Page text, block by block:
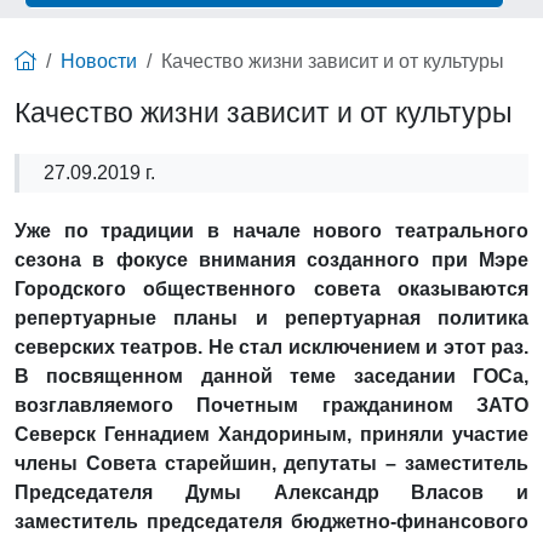
Новости Качество жизни зависит и от культуры
Качество жизни зависит и от культуры
27.09.2019 г.
Уже по традиции в начале нового театрального
сезона в фокусе внимания созданного при Мэре
Городского общественного совета оказываются
репертуарные планы и репертуарная политика
северских театров. Не стал исключением и этот раз.
В посвященном данной теме заседании ГОСа,
возглавляемого Почетным гражданином ЗАТО
Северск Геннадием Хандориным, приняли участие
члены Совета старейшин, депутаты – заместитель
Председателя Думы Александр Власов и
заместитель председателя бюджетно-финансового